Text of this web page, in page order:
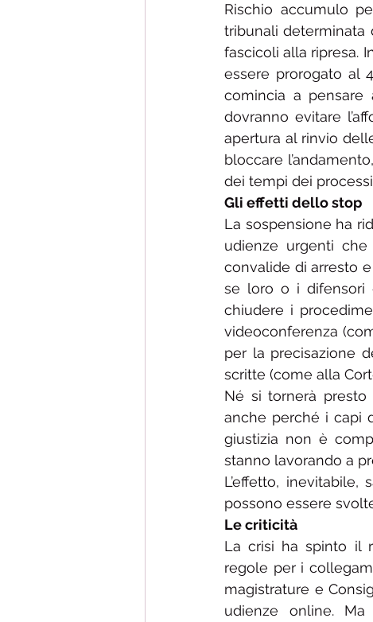
Rischio accumulo
tribunali determinata
fascicoli alla ripresa.
essere prorogato al
comincia a
dovranno evitare
apertura al rinvio
bloccare
dei tempi dei
Gli effetti dello stop
La sospensione ha
udienze urgenti
convalide di arresto
se loro o i difensori
chiudere i
videoconferenza
per la precisazione
scritte (come alla
Né si tornerà
anche perché i capi
giustizia non è
stanno lavorando a
L’effetto,
possono essere
Le criticità
La crisi ha spinto il
regole per i
magistrature e
udienze online.